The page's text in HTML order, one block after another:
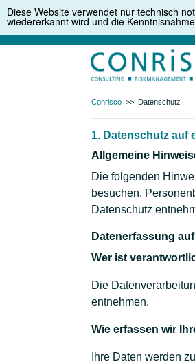
Diese Website verwendet nur technisch
wiedererkannt wird und die
Conrisco >> Datenschutz
1. Datenschutz auf
Allgemeine
Die folgenden
besuchen.
Datenschutz
Datenerfassung
Wer ist
Die
entnehmen.
Wie erfassen wir
Ihre Daten werden